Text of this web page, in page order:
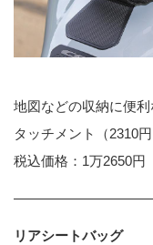
地図などの収納に便
タッチメント（2310円
税込価格：1万2650円
リアシートバッグ